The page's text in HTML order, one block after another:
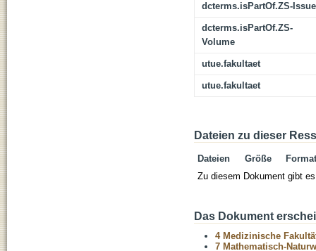
dcterms.isPartOf.ZS-Issue
dcterms.isPartOf.ZS-
Volume
utue.fakultaet
utue.fakultaet
Dateien zu dieser
Dateien Größe
Format
Zu diesem Dokument gibt
Das Dokument
4 Medizinische
7 Mathematisch-